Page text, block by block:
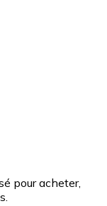
pour acheter,